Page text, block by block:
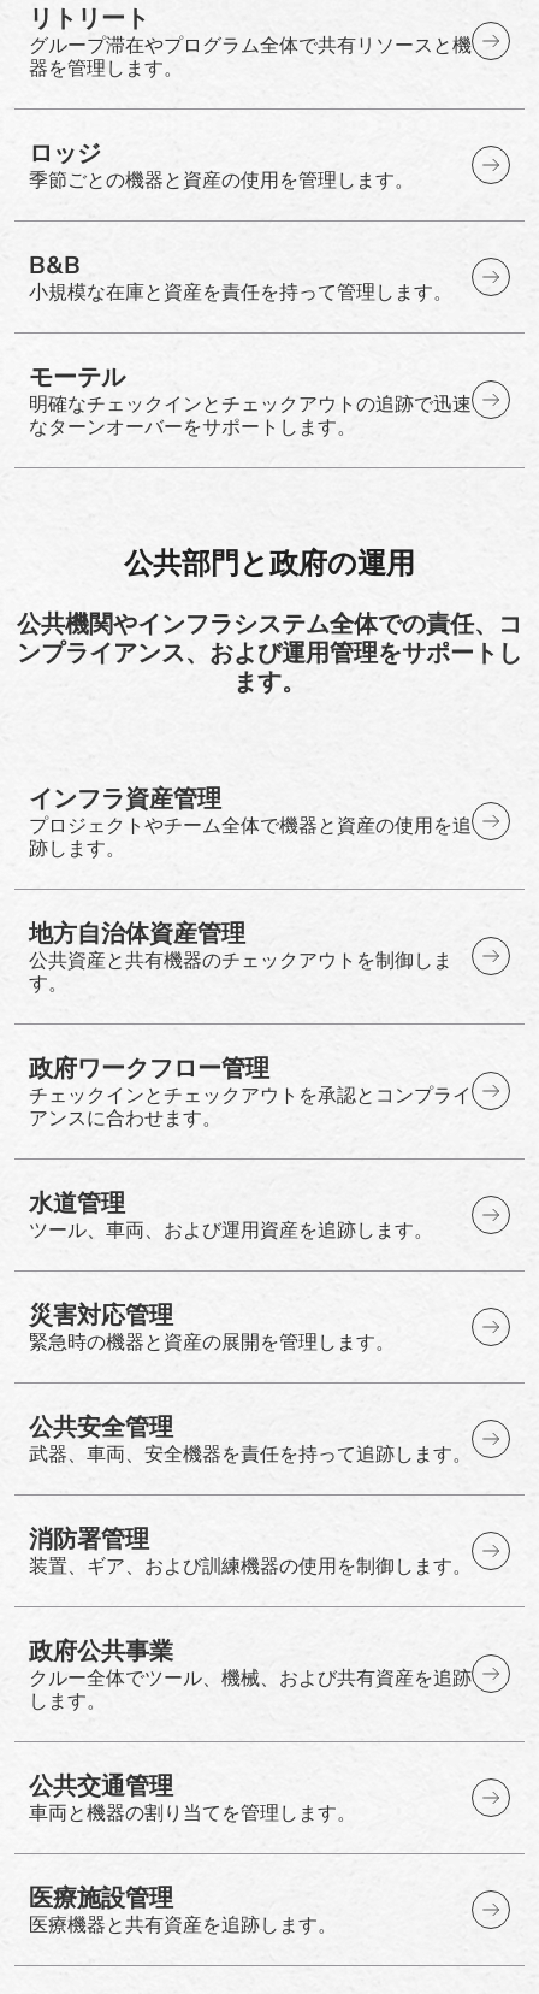
リトリート
グループ滞在やプログラム全体で共有リソースと機
器を管理します。
ロッジ
季節ごとの機器と資産の使用を管理します。
B&B
小規模な在庫と資産を責任を持って管理します。
モーテル
明確なチェックインとチェックアウトの追跡で迅速
なターンオーバーをサポートします。
公共部門と政府の運用
公共機関やインフラシステム全体での責任、コ
ンプライアンス、および運用管理をサポートし
ます。
インフラ資産管理
プロジェクトやチーム全体で機器と資産の使用を追
跡します。
地方自治体資産管理
公共資産と共有機器のチェックアウトを制御しま
す。
政府ワークフロー管理
チェックインとチェックアウトを承認とコンプライ
アンスに合わせます。
水道管理
ツール、車両、および運用資産を追跡します。
災害対応管理
緊急時の機器と資産の展開を管理します。
公共安全管理
武器、車両、安全機器を責任を持って追跡します。
消防署管理
装置、ギア、および訓練機器の使用を制御します。
政府公共事業
クルー全体でツール、機械、および共有資産を追跡
します。
公共交通管理
車両と機器の割り当てを管理します。
医療施設管理
医療機器と共有資産を追跡します。